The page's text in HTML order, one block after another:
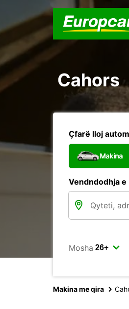
Cahors
Çfarë lloj
Makina
Vendndodhja
Mosha
Makina me qira